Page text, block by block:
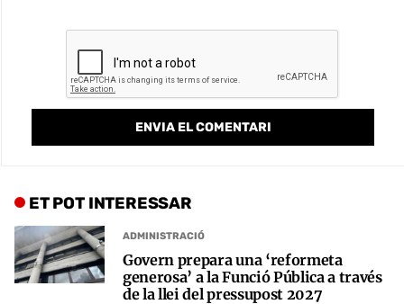
ET POT INTERESSAR
ADMINISTRACIÓ
Govern prepara una ‘reformeta
generosa’ a la Funció Pública a través
de la llei del pressupost 2027